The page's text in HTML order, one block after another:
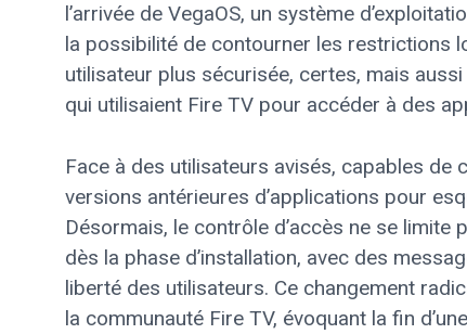
l’arrivée de VegaOS, un système
la possibilité de contourner les restrictions
utilisateur plus sécurisée, certes, mais
qui utilisaient Fire TV pour accéder à des
Face à des utilisateurs avisés, capables de
versions antérieures d’applications pour
Désormais, le contrôle d’accès ne se limite
dès la phase d’installation, avec des
liberté des utilisateurs. Ce changement
la communauté Fire TV, évoquant la fin